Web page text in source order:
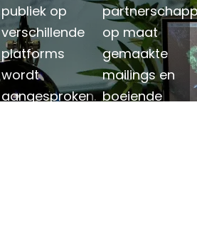
publiek op
verschillende
platforms
wordt
aangesproken.
op maat
gemaakte
mailings en
boeiende